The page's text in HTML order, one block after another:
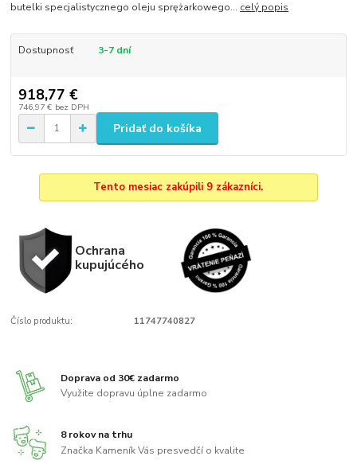
butelki specjalistycznego oleju sprężarkowego... celý popis
Dostupnosť 3-7 dní
918,77 €
746,97 € bez DPH
Pridať do košíka
Tento mesiac zakúpili 9 zákazníci.
Ochrana
kupujúcého
Číslo produktu: 11747740827
Doprava od 30€ zadarmo
Využite dopravu úplne zadarmo
8 rokov na trhu
Značka Kameník Vás presvedčí o kvalite